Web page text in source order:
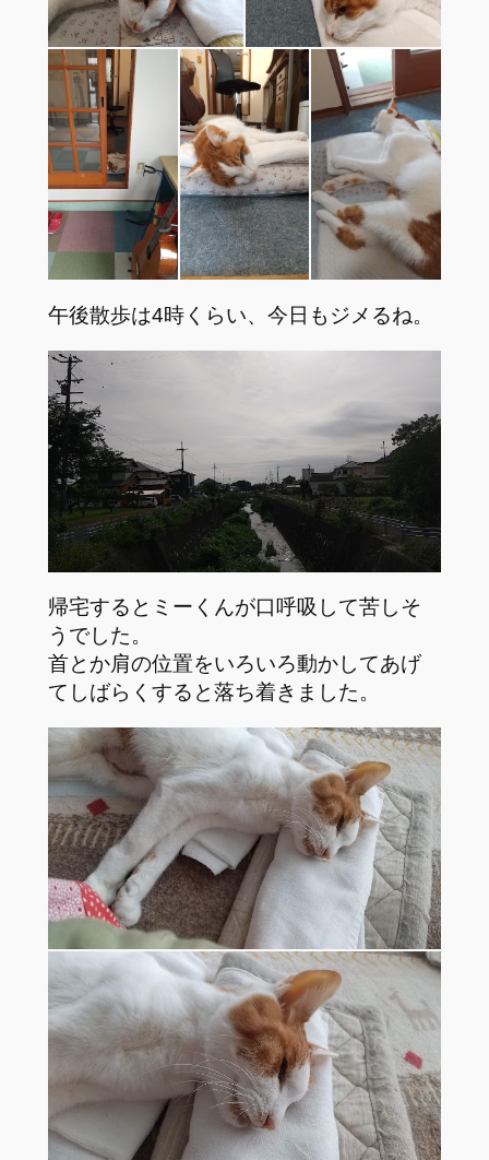
午後散歩は4時くらい、今日もジメるね。
帰宅するとミーくんが口呼吸して苦しそ
うでした。
首とか肩の位置をいろいろ動かしてあげ
てしばらくすると落ち着きました。